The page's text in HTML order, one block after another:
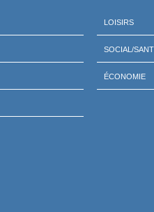
LOISIRS
SOCIAL/
ÉCONOMIE